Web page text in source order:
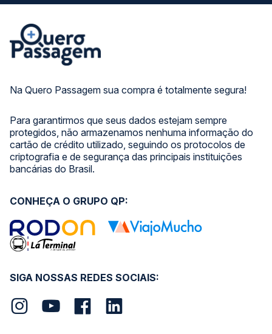
Na Quero Passagem sua compra é totalmente segura!
Para garantirmos que seus dados estejam sempre
protegidos, não armazenamos nenhuma informação do
cartão de crédito utilizado, seguindo os protocolos de
criptografia e de segurança das principais instituições
bancárias do Brasil.
SIGA NOSSAS REDES SOCIAIS:
CONHEÇA O GRUPO QP: